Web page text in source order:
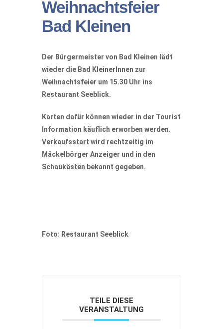
Weihnachtsfeier
Bad Kleinen
Der Bürgermeister von Bad Kleinen lädt
wieder die Bad KleinerInnen zur
Weihnachtsfeier um 15.30 Uhr ins
Restaurant Seeblick.
Karten dafür können wieder in der Tourist
Information käuflich erworben werden.
Verkaufsstart wird rechtzeitig im
Mäckelbörger Anzeiger und in den
Schaukästen bekannt gegeben.
Foto: Restaurant Seeblick
TEILE DIESE
VERANSTALTUNG